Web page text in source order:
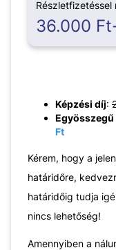
Részletfizetéssel
36.000
Képzési díj:
Egyösszegű
Ft
Kérem, hogy a
határidőre,
határidőig tudja
nincs lehetőség!
Amennyiben a